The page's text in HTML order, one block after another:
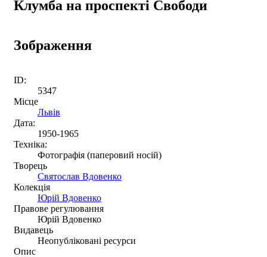
Клумба на проспекті Свободи
Зображення
ID:
5347
Місце
Львів
Дата:
1950-1965
Техніка:
Фотографія (паперовий носій)
Творець
Святослав Вдовенко
Колекція
Юрій Вдовенко
Правове регулювання
Юрій Вдовенко
Видавець
Неопубліковані ресурси
Опис